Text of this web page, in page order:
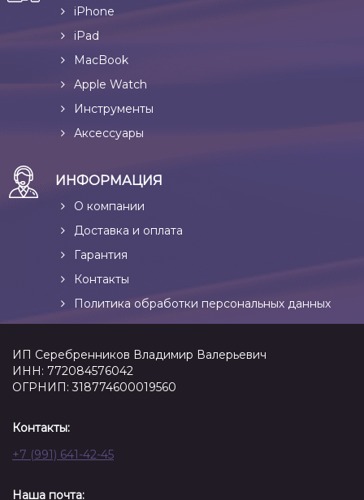
iPhone
iPad
MacBook
Apple Watch
Инструменты
Аксессуары
ИНФОРМАЦИЯ
О компании
Доставка и оплата
Гарантия
Контакты
Политика обработки персональных данных
ИП Серебренников Владимир Валерьевич
ИНН: 772084576042
ОГРНИП: 318774600019560
Контакты:
+7 (991) 641-42-45
Наша почта: